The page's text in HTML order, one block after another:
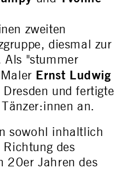
zweiten
diesmal zur
Als "stummer
Ernst Ludwig
und fertigte
an.
sowohl inhaltlich
des
20er Jahren des